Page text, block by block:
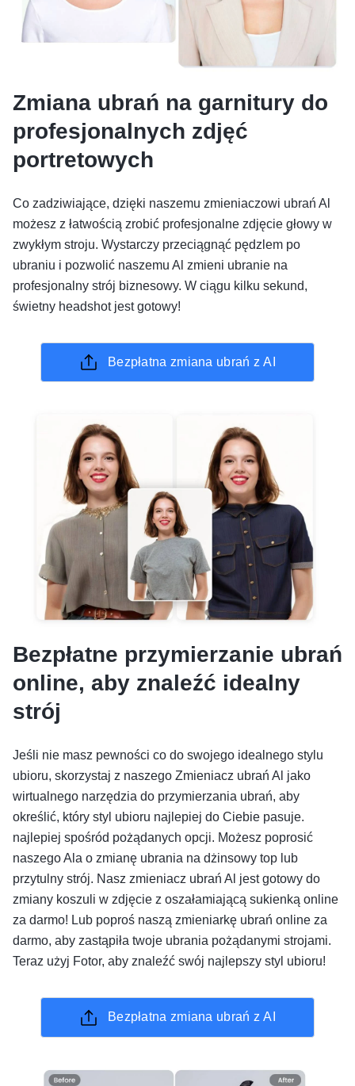
Zmiana ubrań na garnitury do
profesjonalnych zdjęć
portretowych
Co zadziwiające, dzięki naszemu zmieniaczowi ubrań Al
możesz z łatwością zrobić profesjonalne zdjęcie głowy w
zwykłym stroju. Wystarczy przeciągnąć pędzlem po
ubraniu i pozwolić naszemu Al zmieni ubranie na
profesjonalny strój biznesowy. W ciągu kilku sekund,
świetny headshot jest gotowy!
Bezpłatna zmiana ubrań z AI
Bezpłatne przymierzanie ubrań
online, aby znaleźć idealny
strój
Jeśli nie masz pewności co do swojego idealnego stylu
ubioru, skorzystaj z naszego Zmieniacz ubrań Al jako
wirtualnego narzędzia do przymierzania ubrań, aby
określić, który styl ubioru najlepiej do Ciebie pasuje.
najlepiej spośród pożądanych opcji. Możesz poprosić
naszego Ala o zmianę ubrania na dżinsowy top lub
przytulny strój. Nasz zmieniacz ubrań Al jest gotowy do
zmiany koszuli w zdjęcie z oszałamiającą sukienką online
za darmo! Lub poproś naszą zmieniarkę ubrań online za
darmo, aby zastąpiła twoje ubrania pożądanymi strojami.
Teraz użyj Fotor, aby znaleźć swój najlepszy styl ubioru!
Bezpłatna zmiana ubrań z AI